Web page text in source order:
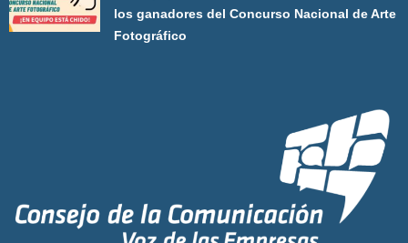
los ganadores del Concurso Nacional de Arte
Fotográfico